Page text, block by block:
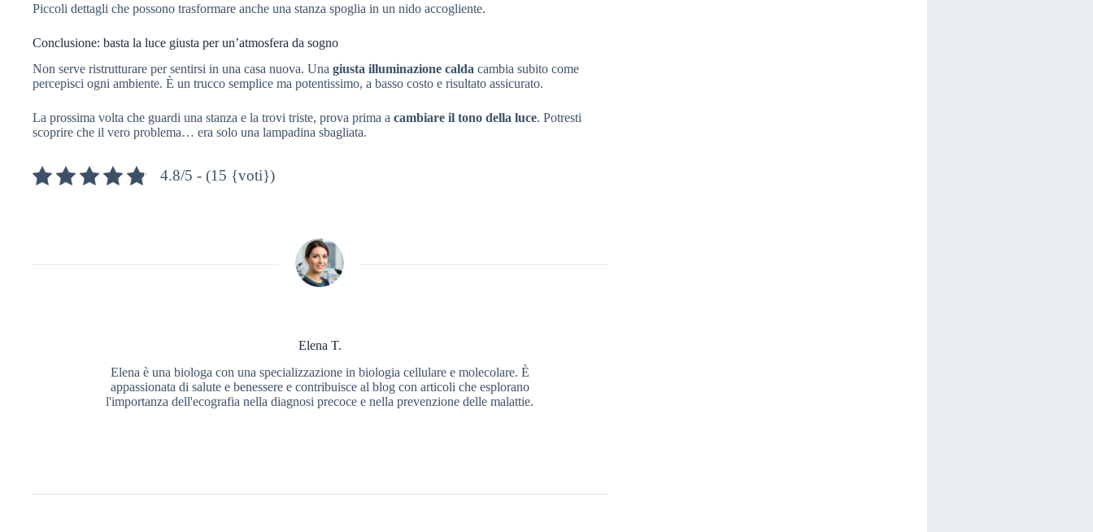
Piccoli dettagli che possono trasformare anche una stanza spoglia in un nido accogliente.
Conclusione: basta la luce giusta per un’atmosfera da sogno
Non serve ristrutturare per sentirsi in una casa nuova. Una giusta illuminazione calda cambia subito come
percepisci ogni ambiente. È un trucco semplice ma potentissimo, a basso costo e risultato assicurato.
La prossima volta che guardi una stanza e la trovi triste, prova prima a cambiare il tono della luce. Potresti
scoprire che il vero problema… era solo una lampadina sbagliata.
4.8/5 - (15 {voti})
Elena T.
Elena è una biologa con una specializzazione in biologia cellulare e molecolare. È
appassionata di salute e benessere e contribuisce al blog con articoli che esplorano
l'importanza dell'ecografia nella diagnosi precoce e nella prevenzione delle malattie.